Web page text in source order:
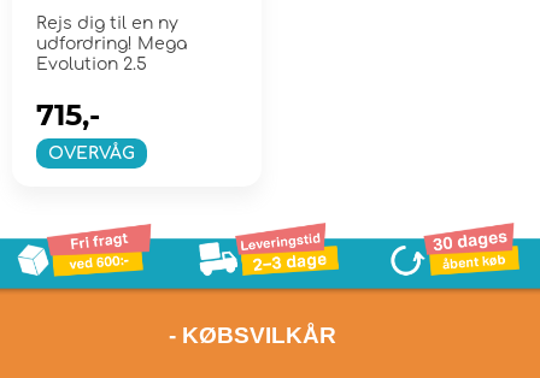
Rejs dig til en ny
udfordring! Mega
Evolution 2.5
OVERVÅG
715,-
- KØBSVILKÅR